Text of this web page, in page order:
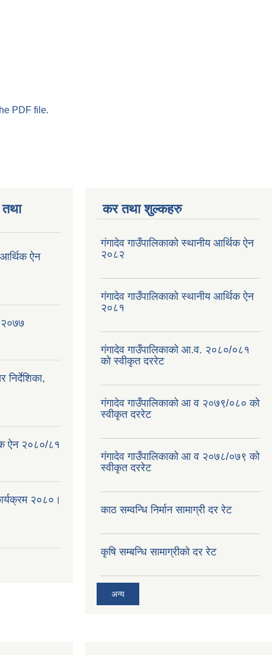
PDF file.
तथा
आर्थिक ऐन
२०७७
निर्देशिका,
ऐन २०८०/८१
२०८०।
कर तथा शुल्कहरु
गंगादेव गाउँपालिकाको स्थानीय आर्थिक ऐन
२०८२
गंगादेव गाउँपालिकाको स्थानीय आर्थिक ऐन
२०८१
गंगादेव गाउँपालिकाको आ.व. २०८०/०८१
को स्वीकृत दररेट
गंगादेव गाउँपालिकाको आ व २०७९/०८० को
स्वीकृत दररेट
गंगादेव गाउँपालिकाको आ व २०७८/०७९ को
स्वीकृत दररेट
काठ सम्वन्धि निर्मान सामाग्री दर रेट
कृषि सम्बन्धि सामाग्रीको दर रेट
अन्य